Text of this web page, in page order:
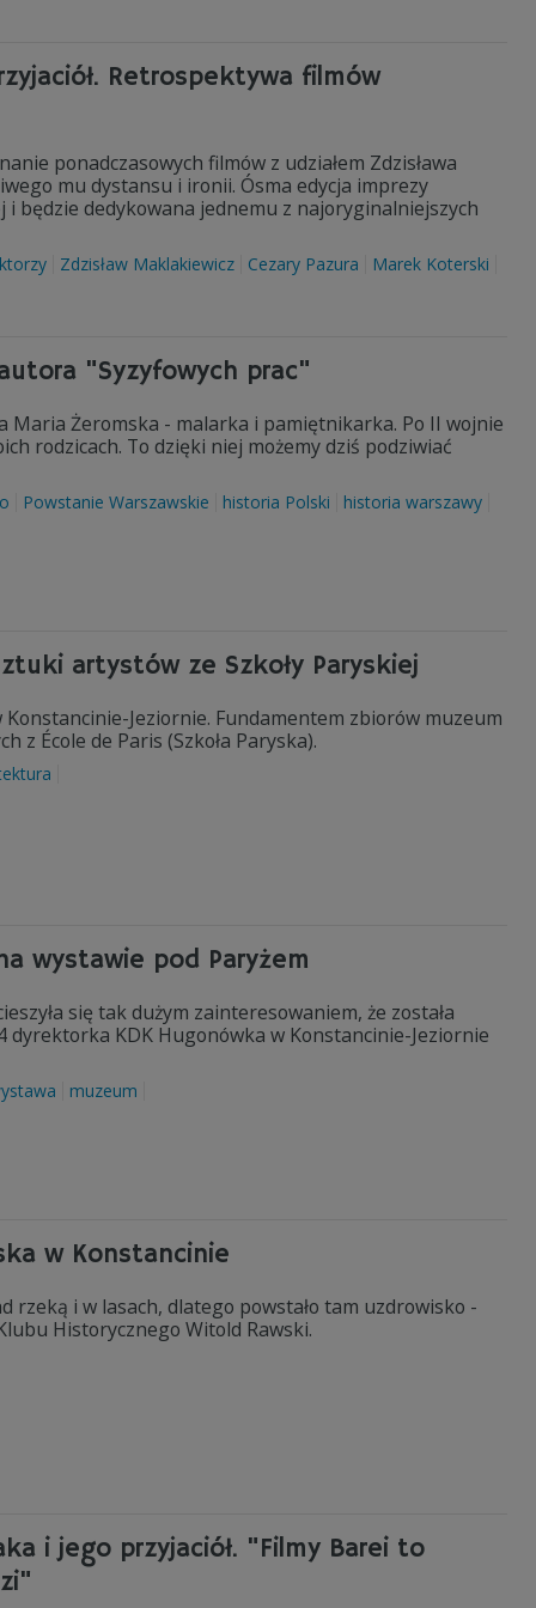
Retrospektywa filmów
ponadczasowych filmów z udziałem Zdzisława
mu dystansu i ironii. Ósma edycja imprezy
będzie dedykowana jednemu z najoryginalniejszych
Zdzisław Maklakiewicz Cezary Pazura Marek Koterski
"Syzyfowych prac"
Maria Żeromska - malarka i pamiętnikarka. Po II wojnie
rodzicach. To dzięki niej możemy dziś podziwiać
Powstanie Warszawskie historia Polski historia warszawy
artystów ze Szkoły Paryskiej
Jeziornie. Fundamentem zbiorów muzeum
z École de Paris (Szkoła Paryska).
wystawie pod Paryżem
się tak dużym zainteresowaniem, że została
dyrektorka KDK Hugonówka w Konstancinie-Jeziornie
muzeum
w Konstancinie
rzeką i w lasach, dlatego powstało tam uzdrowisko -
Historycznego Witold Rawski.
i jego przyjaciół. "Filmy Barei to